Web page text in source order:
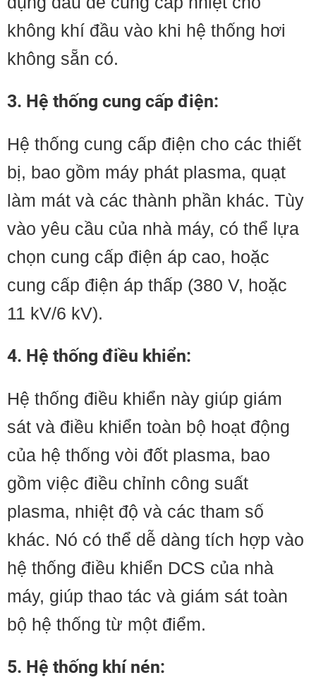
không khí đầu vào khi hệ thống hơi
không sẵn có.
3. Hệ thống cung cấp điện:
Hệ thống cung cấp điện cho các thiết
bị, bao gồm máy phát plasma, quạt
làm mát và các thành phần khác. Tùy
vào yêu cầu của nhà máy, có thể lựa
chọn cung cấp điện áp cao, hoặc
cung cấp điện áp thấp (380 V, hoặc
11 kV/6 kV).
4. Hệ thống điều khiển:
Hệ thống điều khiển này giúp giám
sát và điều khiển toàn bộ hoạt động
của hệ thống vòi đốt plasma, bao
gồm việc điều chỉnh công suất
plasma, nhiệt độ và các tham số
khác. Nó có thể dễ dàng tích hợp vào
hệ thống điều khiển DCS của nhà
máy, giúp thao tác và giám sát toàn
bộ hệ thống từ một điểm.
5. Hệ thống khí nén: